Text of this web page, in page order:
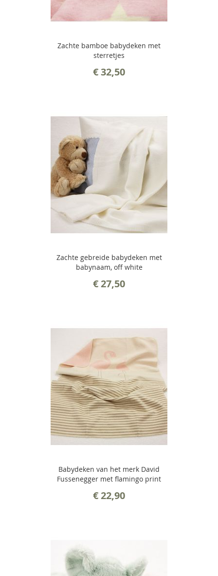
Zachte bamboe babydeken met
sterretjes
€ 32,50
Zachte gebreide babydeken met
babynaam, off white
€ 27,50
Babydeken van het merk David
Fussenegger met flamingo print
€ 22,90